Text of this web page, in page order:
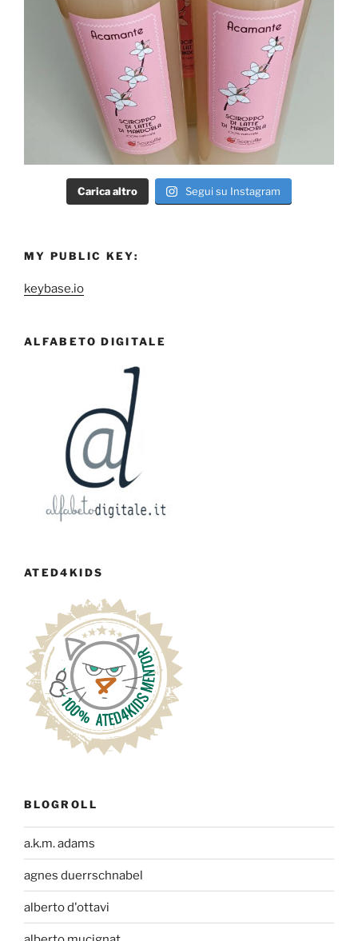
Carica altro Segui su Instagram
MY PUBLIC KEY:
keybase.io
ALFABETO DIGITALE
ATED4KIDS
BLOGROLL
a.k.m. adams
agnes duerrschnabel
alberto d'ottavi